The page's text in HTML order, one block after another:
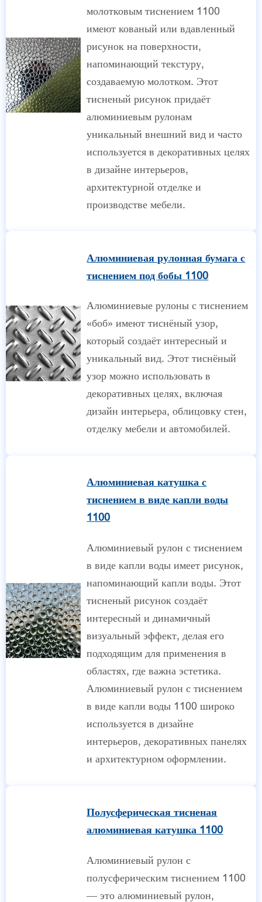
молотковым тиснением 1100
имеют кованый или вдавленный
рисунок на поверхности,
напоминающий текстуру,
создаваемую молотком. Этот
тисненый рисунок придаёт
алюминиевым рулонам
уникальный внешний вид и часто
используется в декоративных целях
в дизайне интерьеров,
архитектурной отделке и
производстве мебели.
Алюминиевая рулонная бумага с
тиснением под бобы 1100
Алюминиевые рулоны с тиснением
«боб» имеют тиснёный узор,
который создаёт интересный и
уникальный вид. Этот тиснёный
узор можно использовать в
декоративных целях, включая
дизайн интерьера, облицовку стен,
отделку мебели и автомобилей.
Алюминиевая катушка с
тиснением в виде капли воды
1100
Алюминиевый рулон с тиснением
в виде капли воды имеет рисунок,
напоминающий капли воды. Этот
тисненый рисунок создаёт
интересный и динамичный
визуальный эффект, делая его
подходящим для применения в
областях, где важна эстетика.
Алюминиевый рулон с тиснением
в виде капли воды 1100 широко
используется в дизайне
интерьеров, декоративных панелях
и архитектурном оформлении.
Полусферическая тисненая
алюминиевая катушка 1100
Алюминиевый рулон с
полусферическим тиснением 1100
— это алюминиевый рулон,